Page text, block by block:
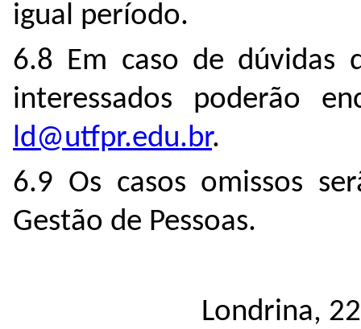
igual período.
6.8 Em caso de dúvidas
interessados poderão
ld@utfpr.edu.br.
6.9 Os casos omissos
Gestão de Pessoas.
Londrina,